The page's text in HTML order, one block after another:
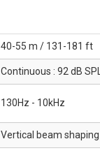
40-55 m / 131-181 ft
Continuous : 92 dB
130Hz - 10kHz
Vertical beam